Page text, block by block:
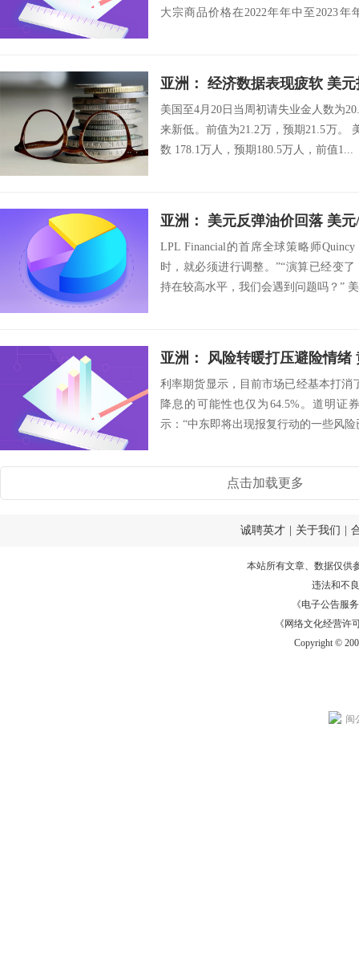
大宗商品价格在2022年年中至2023年
亚洲： 经济数据表现疲软 美
美国至4月20日当周初请失业金人数为
来新低。前值为21.2万，预期21.5万。
数 178.1万人，预期180.5万人，前值1...
亚洲： 美元反弹油价回落 美
LPL Financial的首席全球策略师
时，就必须进行调整。”“演算已经变
持在较高水平，我们会遇到问题吗？”
亚洲： 风险转暖打压避险情绪
利率期货显示，目前市场已经基本打消
降息的可能性也仅为64.5%。道明证
示：“中东即将出现报复行动的一些风
点击加载更多
诚聘英才 关于我们
本站所有文章、数据仅供
违法和不
《电子公告服务
《网络文化经营许
Copyright ©
闽